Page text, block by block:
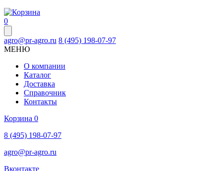
0
agro@pr-agro.ru 8 (495) 198-07-97
МЕНЮ
О компании
Каталог
Доставка
Справочник
Контакты
Корзина 0
8 (495) 198-07-97
agro@pr-agro.ru
Вконтакте